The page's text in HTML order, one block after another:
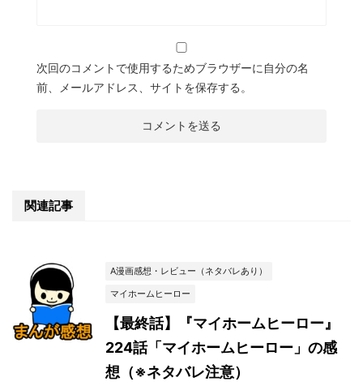
次回のコメントで使用するためブラウザーに自分の名
前、メールアドレス、サイトを保存する。
関連記事
A漫画感想・レビュー（ネタバレあり）
マイホームヒーロー
【最終話】『マイホームヒーロー』
224話「マイホームヒーロー」の感
想（※ネタバレ注意）